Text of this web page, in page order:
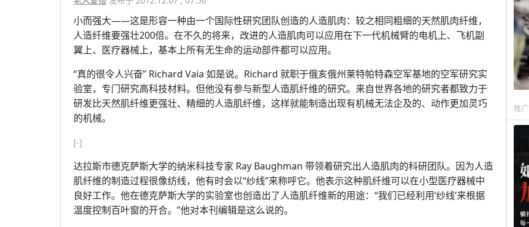
小而强大——这是形容一种由一个国际性研究团队创造的人造肌肉：较之相同粗细的天然肌肉纤维，
人造纤维要强壮200倍。在不久的将来，改进的人造肌肉可以应用在下一代机械臂的电机上、飞机副
翼上、医疗器械上，基本上所有无生命的运动部件都可以应用。
“真的很令人兴奋” Richard Vaia 如是说。Richard 就职于俄亥俄州莱特帕特森空军基地的空军研究实
验室，专门研究高科技材料。但他没有参与新型人造肌纤维的研究。来自世界各地的研究者都致力于
研发比天然肌纤维更强壮、精细的人造肌纤维，这样就能制造出现有机械无法企及的、动作更加灵巧
的机械。
[-]
达拉斯市德克萨斯大学的纳米科技专家 Ray Baughman 带领着研究出人造肌肉的科研团队。因为人造
肌纤维的制造过程很像纺线，他有时会以“纱线”来称呼它。他表示这种肌纤维可以在小型医疗器械中
良好工作。他在德克萨斯大学的实验室也创造出了人造肌纤维新的用途：“我们已经利用‘纱线’来根据
温度控制百叶窗的开合。”他对本刊编辑是这么说的。
推广